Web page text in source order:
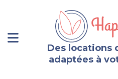
Des locations
adaptées à